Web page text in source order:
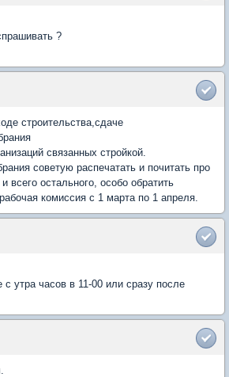
?
строительства,сдаче
связанных стройкой.
советую распечатать и почитать про
всего остального, особо обратить
комиссия с 1 марта по 1 апреля.
утра часов в 11-00 или сразу после